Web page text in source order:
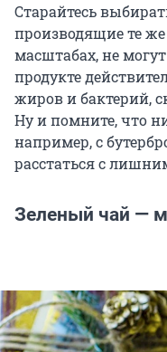
Старайтесь
производящие те
масштабах, не
продукте
жиров и бактерий,
Ну и помните, что
например, с
расстаться с
Зеленый чай —